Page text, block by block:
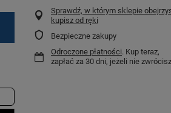
Sprawdź, w którym sklepie
kupisz od ręki
Bezpieczne zakupy
Odroczone płatności. Kup teraz,
zapłać za 30 dni, jeżeli nie zwrócisz